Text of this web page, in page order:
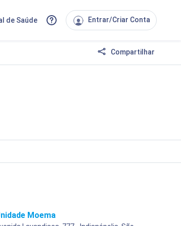
de Saúde Entrar/Criar Conta
Compartilhar
Moema